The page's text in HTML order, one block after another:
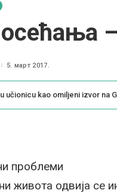
5. март 2017.
učionicu kao omiljeni izvor na
проблеми
живота одвија се